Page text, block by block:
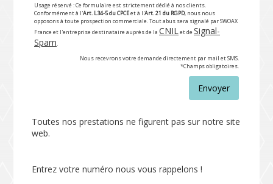
Usage réservé : Ce formulaire est strictement dédié à nos clients.
Conformément à l'Art. L34-5 du CPCEet à l'Art. 21 du RGPD, nous nous
opposons à toute prospection commerciale. Tout abus sera signalé par SWOAX
France et l'entreprise destinataire auprès de la CNILet de Signal-
Spam.
Nous recevrons votre demande directement par mail et SMS.
*Champs obligatoires.
Envoyer
Toutes nos prestations ne figurent pas sur notre site
web.
Entrez votre numéro nous vous rappelons !